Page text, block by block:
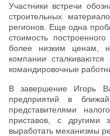
Участники встречи
строительных
регионов. Еще одна
стоимость
более низким ценам,
компании
командировочные
В завершение Игорь
предприятий в
представителями
приставов, с другими
выработать механизмы